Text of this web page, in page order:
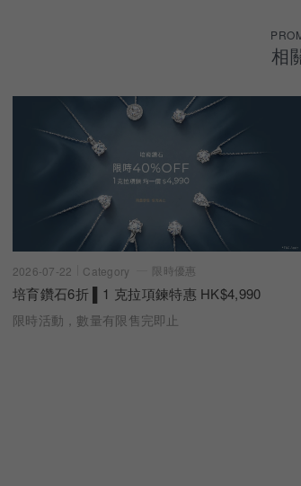
相
2026-07-22 Category 限時優惠
培育鑽石6折 ▌1 克拉項鍊特惠 HK$4,990
限時活動，數量有限售完即止